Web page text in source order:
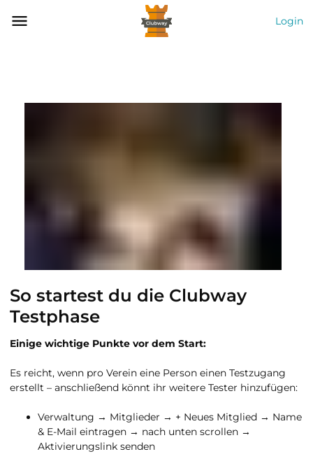
Login
So startest du die Clubway
Testphase
Einige wichtige Punkte vor dem Start:
Es reicht, wenn pro Verein eine Person einen Testzugang
erstellt – anschließend könnt ihr weitere Tester hinzufügen:
Verwaltung → Mitglieder → + Neues Mitglied → Name
& E-Mail eintragen → nach unten scrollen →
Aktivierungslink senden